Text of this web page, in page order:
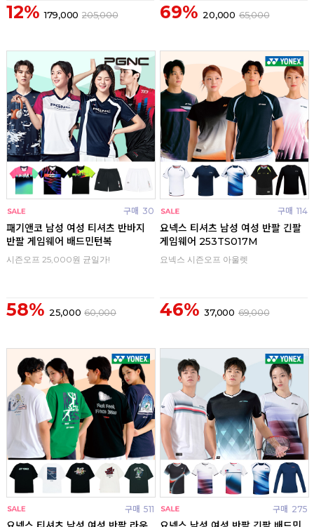
12% 179,000 205,000 69% 20,000 65,000
구매 30
패기앤코 남성 여성 티셔츠 반바지
반팔 게임웨어 배드민턴복
시즌오프 25,000원 균일가!
58% 25,000 60,000
구매 114
요넥스 티셔츠 남성 여성 반팔 긴팔
게임웨어 253TS017M
요넥스 시즌오프 아울렛
46% 37,000 69,000
구매 511 구매 275